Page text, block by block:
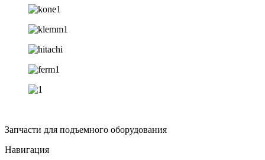
Запчасти для подъемного оборудования
Навигация